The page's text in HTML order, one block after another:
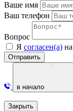
Ваше имя
Ваш телефон
Вопрос
Я согласен(а)
Отправить
в начало
Закрыть